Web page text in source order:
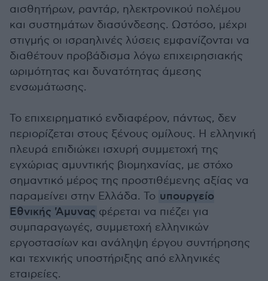
αισθητήρων, ραντάρ, ηλεκτρονικού πολέμου
και συστημάτων διασύνδεσης. Ωστόσο, μέχρι
στιγμής οι ισραηλινές λύσεις εμφανίζονται να
διαθέτουν προβάδισμα λόγω επιχειρησιακής
ωριμότητας και δυνατότητας άμεσης
ενσωμάτωσης.
Το επιχειρηματικό ενδιαφέρον, πάντως, δεν
περιορίζεται στους ξένους ομίλους. Η ελληνική
πλευρά επιδιώκει ισχυρή συμμετοχή της
εγχώριας αμυντικής βιομηχανίας, με στόχο
σημαντικό μέρος της προστιθέμενης αξίας να
παραμείνει στην Ελλάδα. Το υπουργείο
Εθνικής 'Αμυνας φέρεται να πιέζει για
συμπαραγωγές, συμμετοχή ελληνικών
εργοστασίων και ανάληψη έργου συντήρησης
και τεχνικής υποστήριξης από ελληνικές
εταιρείες.